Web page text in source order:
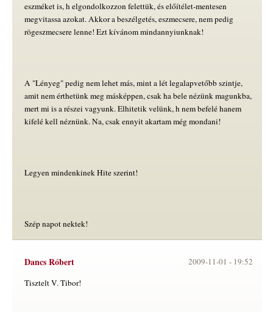
eszméket is, h elgondolkozzon felettük, és előítélet-mentesen
megvitassa azokat. Akkor a beszélgetés, eszmecsere, nem pedig
rögeszmecsere lenne! Ezt kívánom mindannyiunknak!
A "Lényeg" pedig nem lehet más, mint a lét legalapvetőbb szintje,
amit nem érthetünk meg másképpen, csak ha bele nézünk magunkba,
mert mi is a részei vagyunk. Elhitetik velünk, h nem befelé hanem
kifelé kell néznünk. Na, csak ennyit akartam még mondani!
Legyen mindenkinek Hite szerint!
Szép napot nektek!
Dancs Róbert 2009-11-01 - 19:52
Tisztelt V. Tibor!